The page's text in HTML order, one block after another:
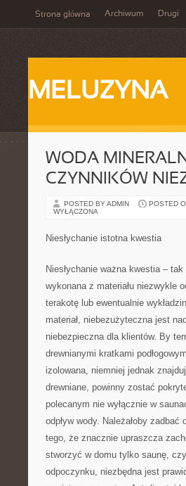
Strona główna Archiwum Drugi
MELUZYNA
WODA
CZYNNIKÓW
POSTED BY ADMIN POSTED
WYŁĄCZONA
Niesłychanie istotna kwestia
Niesłychanie ważna kwestia –
wykonana z materiału niezwykle
terakotę lub ewentualnie
materiał, niebezużyteczna jest
niebezpieczna dla klientów. By
drewnianymi kratkami
izolowana, niemniej jednak
drewniane, powinny zostać
polecanym nie wyłącznie w
odpływ wody. Należałoby
tego, że znacznie upraszcza
stworzyć w domu tylko saunę,
odpoczynku, niezbędna jest